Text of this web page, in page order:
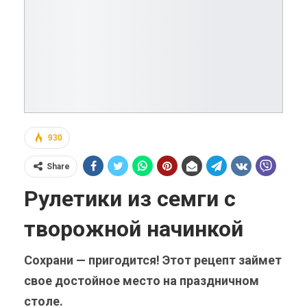
930
Share
Рулетики из семги с
творожной начинкой
Сохрани — пригодится! Этот рецепт займет
свое достойное место на праздничном
столе.